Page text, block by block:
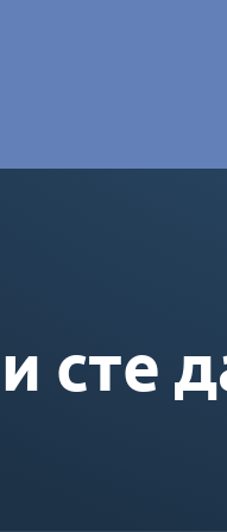
сте